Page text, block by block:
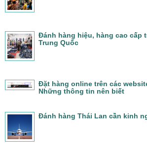
Đánh hàng hiệu, hàng cao cấp
Trung Quốc
Đặt hàng online trên các
Những thông tin nên biết
Đánh hàng Thái Lan cần kinh